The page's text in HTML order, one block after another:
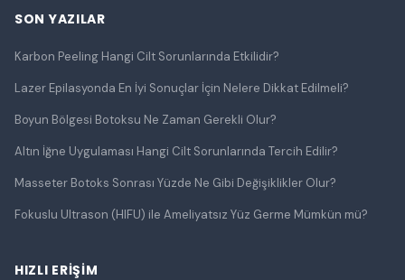
SON YAZILAR
Karbon Peeling Hangi Cilt Sorunlarında Etkilidir?
Lazer Epilasyonda En İyi Sonuçlar İçin Nelere Dikkat Edilmeli?
Boyun Bölgesi Botoksu Ne Zaman Gerekli Olur?
Altın İğne Uygulaması Hangi Cilt Sorunlarında Tercih Edilir?
Masseter Botoks Sonrası Yüzde Ne Gibi Değişiklikler Olur?
Fokuslu Ultrason (HIFU) ile Ameliyatsız Yüz Germe Mümkün mü?
HIZLI ERIŞIM